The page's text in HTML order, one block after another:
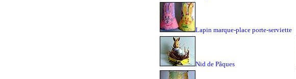
Lapin marque-place porte-serviette
Nid de Pâques